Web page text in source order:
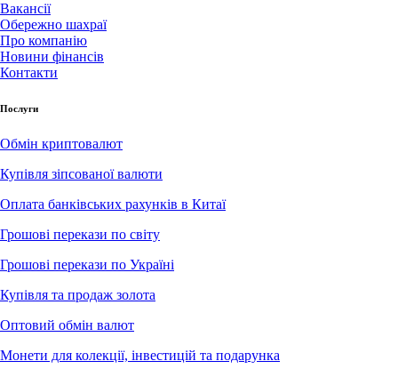
Вакансії
Обережно шахраї
Про компанію
Новини фінансів
Контакти
Послуги
Обмін криптовалют
Купівля зіпсованої валюти
Оплата банківських рахунків в Китаї
Грошові перекази по світу
Грошові перекази по Україні
Купівля та продаж золота
Оптовий обмін валют
Монети для колекції, інвестицій та подарунка